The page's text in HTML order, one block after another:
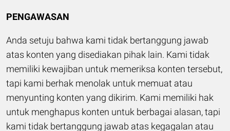
PENGAWASAN
Anda setuju bahwa kami tidak bertanggung jawab
atas konten yang disediakan pihak lain. Kami tidak
memiliki kewajiban untuk memeriksa konten tersebut,
tapi kami berhak menolak untuk memuat atau
menyunting konten yang dikirim. Kami memiliki hak
untuk menghapus konten untuk berbagai alasan, tapi
kami tidak bertanggung jawab atas kegagalan atau